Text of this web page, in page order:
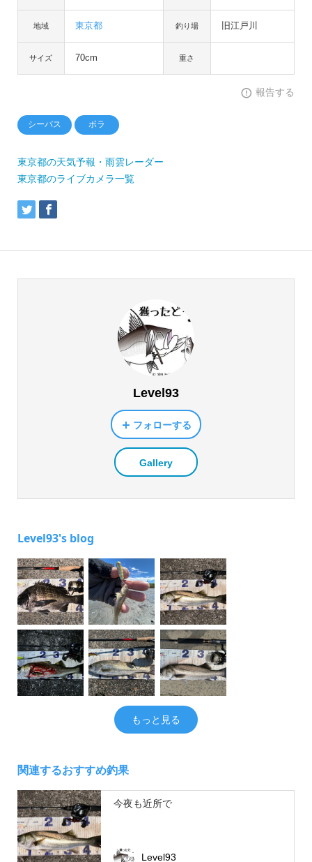
地域 東京都 釣り場 旧江戸川
サイズ 70cm 重さ
報告する
シーバス ボラ
東京都の天気予報・雨雲レーダー
東京都のライブカメラ一覧
Level93
フォローする
Gallery
Level93's blog
もっと見る
関連するおすすめ釣果
今夜も近所で
Level93